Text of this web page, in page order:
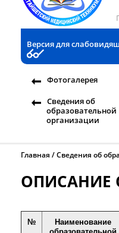
Версия для
Фотогалерея
Сведения об
образовательной
организации
Главная Сведения об
ОПИСАНИЕ
№
Наименование